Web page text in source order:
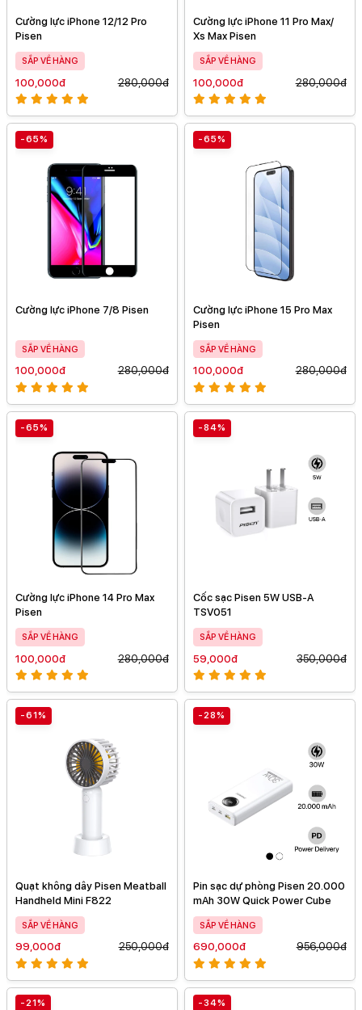
Cường lực iPhone 12/12 Pro
Pisen
SẮP VỀ HÀNG
100,000đ 280,000đ
Cường lực iPhone 11 Pro Max/
Xs Max Pisen
SẮP VỀ HÀNG
100,000đ 280,000đ
-65%
Cường lực iPhone 7/8 Pisen
SẮP VỀ HÀNG
100,000đ 280,000đ
-65%
Cường lực iPhone 15 Pro Max
Pisen
SẮP VỀ HÀNG
100,000đ 280,000đ
-65%
Cường lực iPhone 14 Pro Max
Pisen
SẮP VỀ HÀNG
100,000đ 280,000đ
-84%
Cốc sạc Pisen 5W USB-A
TSV051
SẮP VỀ HÀNG
59,000đ 350,000đ
-61%
Quạt không dây Pisen Meatball
Handheld Mini F822
SẮP VỀ HÀNG
99,000đ 250,000đ
-28%
Pin sạc dự phòng Pisen 20.000
mAh 30W Quick Power Cube
SẮP VỀ HÀNG
690,000đ 956,000đ
-21% -34%